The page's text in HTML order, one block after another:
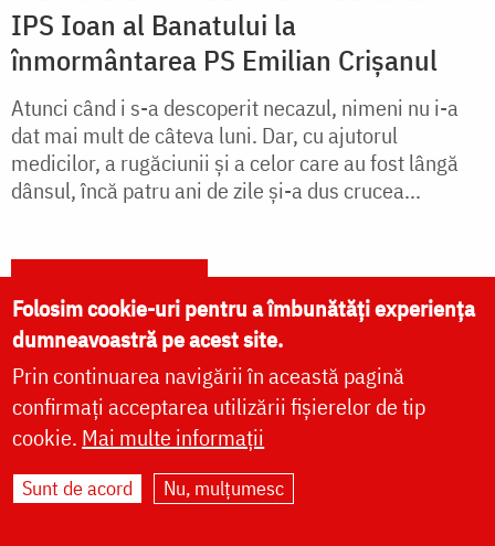
IPS Ioan al Banatului la
înmormântarea PS Emilian Crișanul
Atunci când i s-a descoperit necazul, nimeni nu i-a
dat mai mult de câteva luni. Dar, cu ajutorul
medicilor, a rugăciunii și a celor care au fost lângă
dânsul, încă patru ani de zile și-a dus crucea...
Folosim cookie-uri pentru a îmbunătăți experiența
dumneavoastră pe acest site.
Prin continuarea navigării în această pagină
confirmați acceptarea utilizării fișierelor de tip
cookie. Mai multe informații
Sunt de acord Nu, mulțumesc